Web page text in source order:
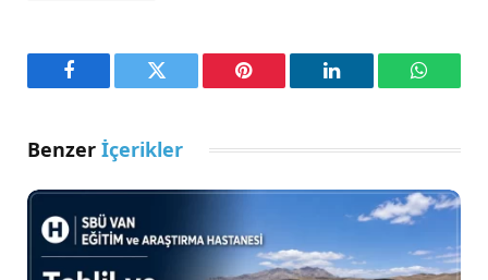
Facebook Twitter Pinterest LinkedIn
Benzer İçerikler